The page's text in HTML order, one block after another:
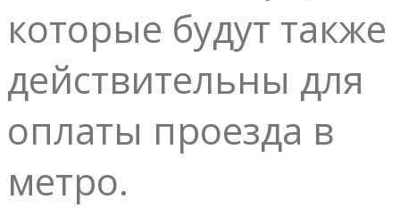
которые будут также
действительны для
оплаты проезда в
метро.